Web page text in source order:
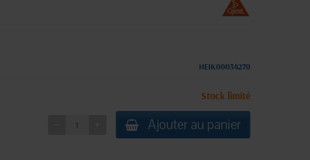
HEIK00034270
Stock limité
Ajouter au panier